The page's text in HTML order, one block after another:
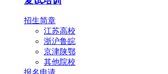
招生简章
江苏高校
浙沪鲁皖
京津陕鄂
其他院校